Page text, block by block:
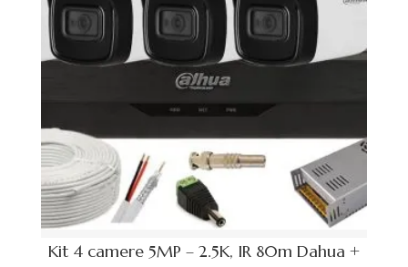
Kit 4 camere 5MP – 2.5K, IR 80m Dahua +